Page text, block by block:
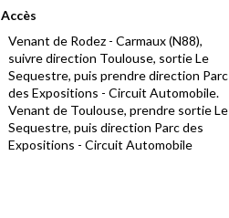
Accès
Venant de Rodez - Carmaux (N88),
suivre direction Toulouse, sortie Le
Sequestre, puis prendre direction Parc
des Expositions - Circuit Automobile.
Venant de Toulouse, prendre sortie Le
Sequestre, puis direction Parc des
Expositions - Circuit Automobile